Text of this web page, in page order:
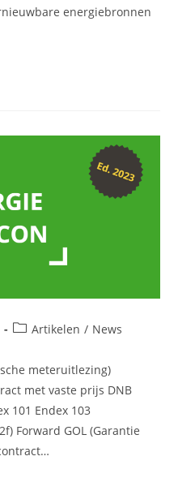
energiebronnen
PostArtikelen / News
meteruitlezing)
met vaste prijs DNB
101 Endex 103
Forward GOL (Garantie